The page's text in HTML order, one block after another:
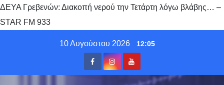
ΔΕΥΑ Γρεβενών: Διακοπή νερού την Τετάρτη λόγω βλάβης… –
STAR FM 933
10 Αυγούστου 2026 12:05